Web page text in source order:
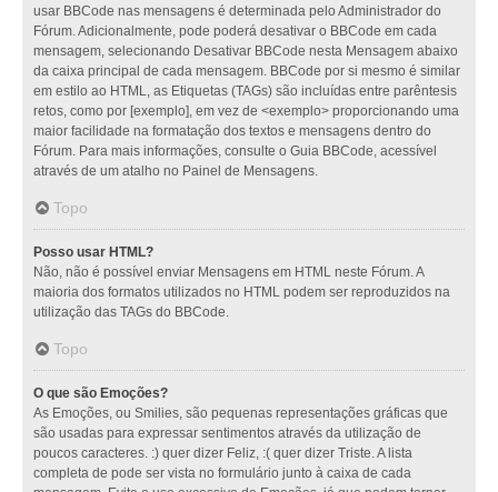
usar BBCode nas mensagens é determinada pelo Administrador do
Fórum. Adicionalmente, pode poderá desativar o BBCode em cada
mensagem, selecionando Desativar BBCode nesta Mensagem abaixo
da caixa principal de cada mensagem. BBCode por si mesmo é similar
em estilo ao HTML, as Etiquetas (TAGs) são incluídas entre parêntesis
retos, como por [exemplo], em vez de <exemplo> proporcionando uma
maior facilidade na formatação dos textos e mensagens dentro do
Fórum. Para mais informações, consulte o Guia BBCode, acessível
através de um atalho no Painel de Mensagens.
Topo
Posso usar HTML?
Não, não é possível enviar Mensagens em HTML neste Fórum. A
maioria dos formatos utilizados no HTML podem ser reproduzidos na
utilização das TAGs do BBCode.
Topo
O que são Emoções?
As Emoções, ou Smilies, são pequenas representações gráficas que
são usadas para expressar sentimentos através da utilização de
poucos caracteres. :) quer dizer Feliz, :( quer dizer Triste. A lista
completa de pode ser vista no formulário junto à caixa de cada